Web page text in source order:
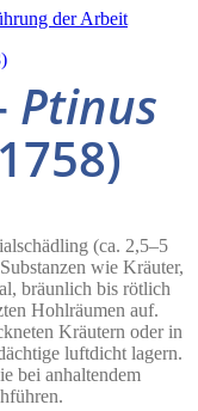
der Arbeit
Ptinus
(ca. 2,5–5
wie Kräuter,
bräunlich bis rötlich
Hohlräumen auf.
Kräutern oder in
luftdicht lagern.
bei anhaltendem